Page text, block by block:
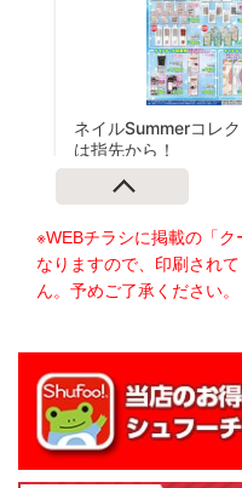
※WEBチラシに掲載の「
なりますので、印刷され
ん。予めご了承ください。